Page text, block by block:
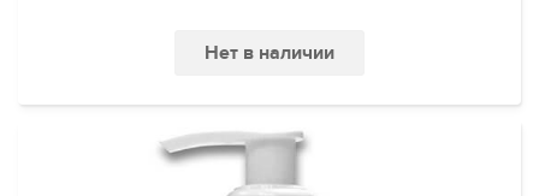
Нет в наличии